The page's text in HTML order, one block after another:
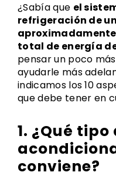
¿Sabía que el
refrigeración de
aproximadamente
total de energía
pensar un poco
ayudarle más
indicamos los 10
que debe tener en
1. ¿Qué
conviene?